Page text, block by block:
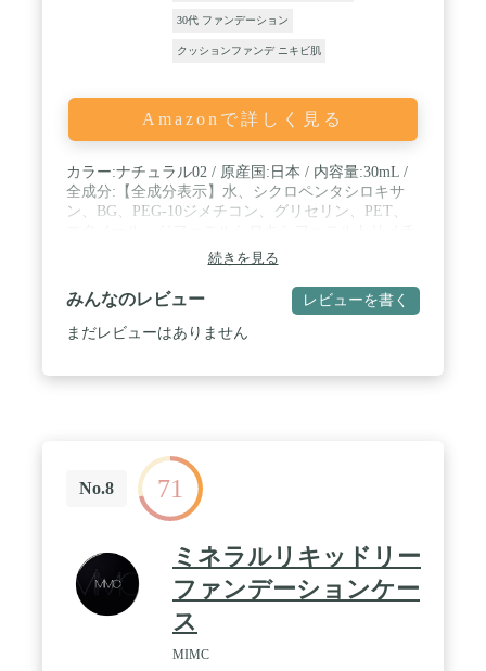
30代 ファンデーション
クッションファンデ ニキビ肌
Amazonで詳しく見る
カラー:ナチュラル02 / 原産国:日本 / 内容量:30mL /
全成分:【全成分表示】水、シクロペンタシロキサ
ン、BG、PEG-10ジメチコン、グリセリン、PET、
コン、タルク、セスキイソステアリン酸ソルビタ
ン、カプリリルメチコン、アミノプロピルジメチコ
ン、(アクリル酸アルキル/ジメチコン)コポリマー、
ジメチコン、シリカ、アルミナ、ポリクオタニウ
ム-61、ベントナイト、ヒアルロン酸Na、トリメト
続きを見る
みんなのレビュー レビューを書く
まだレビューはありません
No.8 71
ミネラルリキッドリー
ファンデーションケー
ス
MIMC